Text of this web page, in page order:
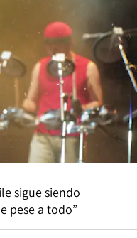
sigue siendo
pese a todo”